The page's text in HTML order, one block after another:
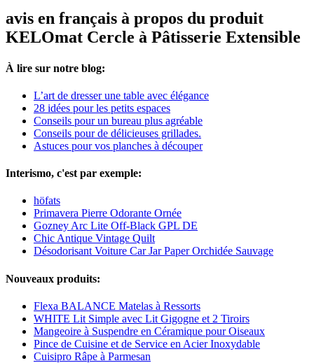
avis en français à propos du produit
KELOmat Cercle à Pâtisserie Extensible
À lire sur notre blog:
L’art de dresser une table avec élégance
28 idées pour les petits espaces
Conseils pour un bureau plus agréable
Conseils pour de délicieuses grillades.
Astuces pour vos planches à découper
Interismo, c'est par exemple:
höfats
Primavera Pierre Odorante Ornée
Gozney Arc Lite Off-Black GPL DE
Chic Antique Vintage Quilt
Désodorisant Voiture Car Jar Paper Orchidée Sauvage
Nouveaux produits:
Flexa BALANCE Matelas à Ressorts
WHITE Lit Simple avec Lit Gigogne et 2 Tiroirs
Mangeoire à Suspendre en Céramique pour Oiseaux
Pince de Cuisine et de Service en Acier Inoxydable
Cuisipro Râpe à Parmesan